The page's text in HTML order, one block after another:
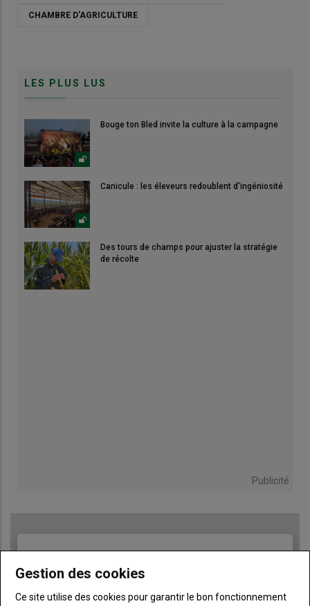
CHAMBRE D'AGRICULTURE
LES PLUS LUS
Bouge ton Bled invite la culture à la campagne
Canicule : les éleveurs redoublent d'ingéniosité
Des tours de champs pour ajuster la stratégie
de récolte
Publicité
Body A partir de 85€
Gestion des cookies
Ce site utilise des cookies pour garantir le bon fonctionnement